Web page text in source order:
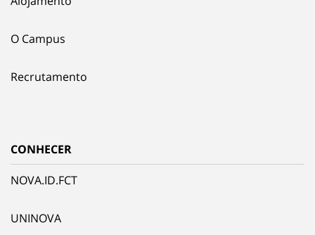
O Campus
Recrutamento
CONHECER
NOVA.ID.FCT
UNINOVA